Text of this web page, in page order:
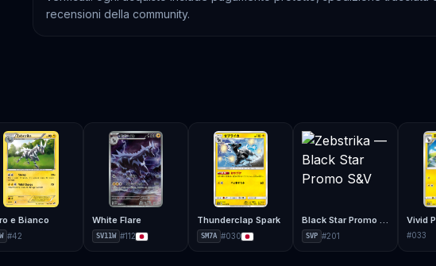
recensioni della community.
e Bianco
#42
White Flare
SV11W #112
Thunderclap Spark
SM7A #030
Black Star Promo S&V
SVP #201 #033